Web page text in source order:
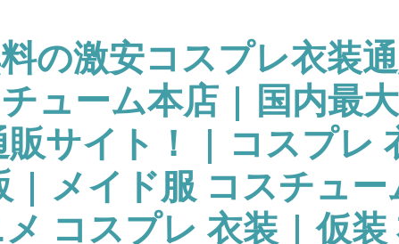
の激安コスプレ衣装
ューム本店 | 国内最
販サイト！ | コスプレ
| メイド服 コスチュー
コスプレ 衣装 | 仮装